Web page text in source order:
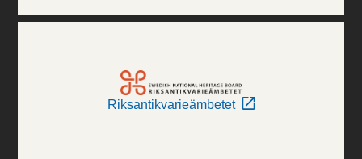
Riksantikvarieämbetet